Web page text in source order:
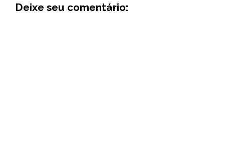
Deixe seu comentário: